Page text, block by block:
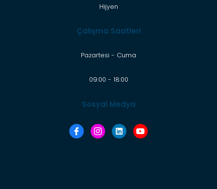
Hijyen
Çalışma Saatleri
Pazartesi - Cuma
09:00 - 18:00
Sosyal Medya